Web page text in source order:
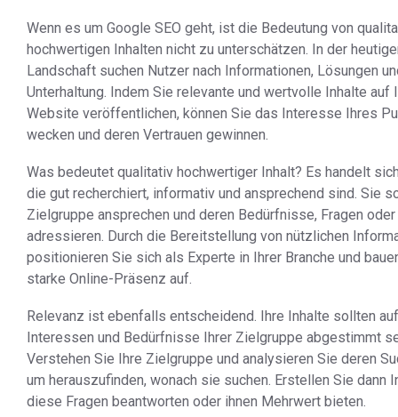
Wenn es um Google SEO geht, ist die Bedeutung von
hochwertigen Inhalten nicht zu unterschätzen. In der
Landschaft suchen Nutzer nach Informationen, Lösungen
Unterhaltung. Indem Sie relevante und wertvolle Inhalte auf
Website veröffentlichen, können Sie das Interesse Ihres
wecken und deren Vertrauen gewinnen.
Was bedeutet qualitativ hochwertiger Inhalt? Es handelt
die gut recherchiert, informativ und ansprechend sind. Sie
Zielgruppe ansprechen und deren Bedürfnisse, Fragen
adressieren. Durch die Bereitstellung von nützlichen
positionieren Sie sich als Experte in Ihrer Branche und
starke Online-Präsenz auf.
Relevanz ist ebenfalls entscheidend. Ihre Inhalte sollten
Interessen und Bedürfnisse Ihrer Zielgruppe abgestimmt
Verstehen Sie Ihre Zielgruppe und analysieren Sie deren
um herauszufinden, wonach sie suchen. Erstellen Sie dann
diese Fragen beantworten oder ihnen Mehrwert bieten.